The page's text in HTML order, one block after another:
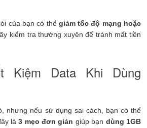
của bạn có thể giảm tốc độ mạng hoặc
kiểm tra thường xuyên để tránh mất tiền
Kiệm Data Khi Dùng
nhưng nếu sử dụng sai cách, bạn có thể
là3 mẹo đơn giản giúp bạn dùng 1GB